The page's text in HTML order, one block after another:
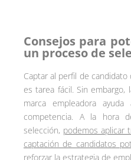
Consejos para
un proceso de
Captar al perfil de
es tarea fácil. Sin
marca empleadora
competencia. A la hora
selección, podemos aplicar
captación de candidatos
reforzar la estrategia de